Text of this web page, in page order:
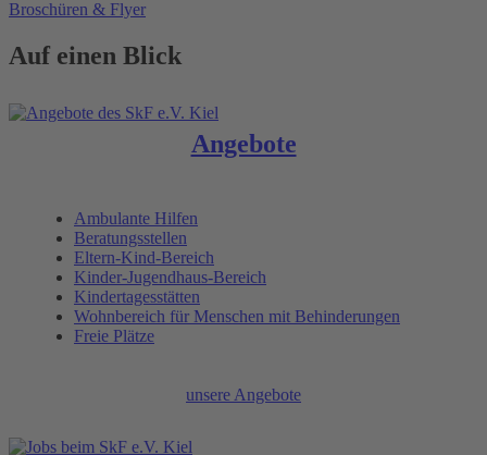
Broschüren & Flyer
Auf einen Blick
Angebote
Ambulante Hilfen
Beratungsstellen
Eltern-Kind-Bereich
Kinder-Jugendhaus-Bereich
Kindertagesstätten
Wohnbereich für Menschen mit Behinderungen
Freie Plätze
unsere Angebote